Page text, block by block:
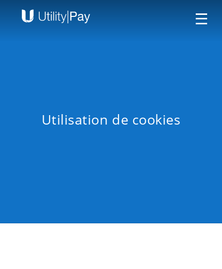
Utilisation de cookies